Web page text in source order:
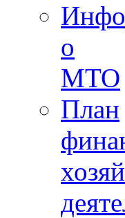
о
МТО
План